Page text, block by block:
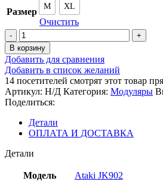
Размер M XL
Очистить
Количество
товара
Шлем
(модуляр)
Ataki
JK902
Shape
(черный/
серый
матовый)
В корзину
Добавить для сравнения
Добавить в список желаний
14 посетителей смотрят этот товар
Артикул: Н/Д Категория: Модуляры
Поделиться:
Детали
ОПЛАТА И ДОСТАВКА
Детали
Модель Ataki JK902